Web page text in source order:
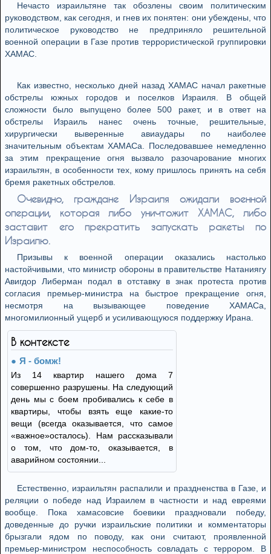
Нечасто израильтяне так обозлены своим политическим
руководством, как сегодня, и гнев их понятен: они убеждены, что
политическое руководство не предприняло решительной
военной операции в Газе против террористической группировки
ХАМАС.
Как известно, несколько дней назад ХАМАС начал ракетные
обстрелы южных городов и поселков Израиля. В общей
сложности было выпущено более 500 ракет, и в ответ на
обстрелы Израиль нанес очень точные, решительные,
хирургически выверенные авиаудары по наиболее
значительным объектам ХАМАСа. Последовавшее немедленно
за этим прекращение огня вызвало разочарование многих
израильтян, в особенности тех, кому пришлось принять на себя
бремя ракетных обстрелов.
Очевидно, граждане Израиля ожидали военной
операции, которая либо уничтожит ХАМАС, либо
заставит его прекратить запускать ракеты по
Израилю.
Призывы к военной операции оказались настолько
настойчивыми, что министр обороны в правительстве Натаниягу
Авигдор Либерман подал в отставку в знак протеста против
согласия премьер-министра на быстрое прекращение огня,
несмотря на вызывающее поведение ХАМАСа,
многомилионный ущерб и усиливающуюся поддержку Ирана.
В контексте
Я - бомж!
Из 14 квартир нашего дома 7
совершенно разрушены. На следующий
день мы с боем пробивались к себе в
квартиры, чтобы взять еще какие-то
вещи (всегда оказывается, что самое
«важное»осталось). Нам рассказывали
о том, что дом-то, оказывается, в
аварийном состоянии...
Естественно, израильтян распалили и праздненства в Газе, и
реляции о победе над Израилем в частности и над евреями
вообще. Пока хамасовсие боевики праздновали победу,
доведенные до ручки израильские политики и комментаторы
брызгали ядом по поводу, как они считают, проявленной
премьер-министром неспособность совладать с террором. В